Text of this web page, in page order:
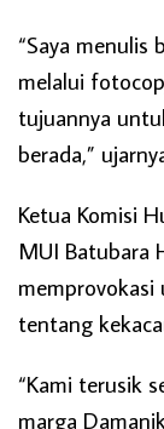
“Saya menulis
melalui
tujuannya
berada,”
Ketua Komisi
MUI Batubara
tentang
“Kami terusik
marga